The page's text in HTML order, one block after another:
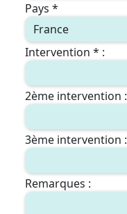
Pays *
Intervention * :
2ème intervention :
3ème intervention :
Remarques :